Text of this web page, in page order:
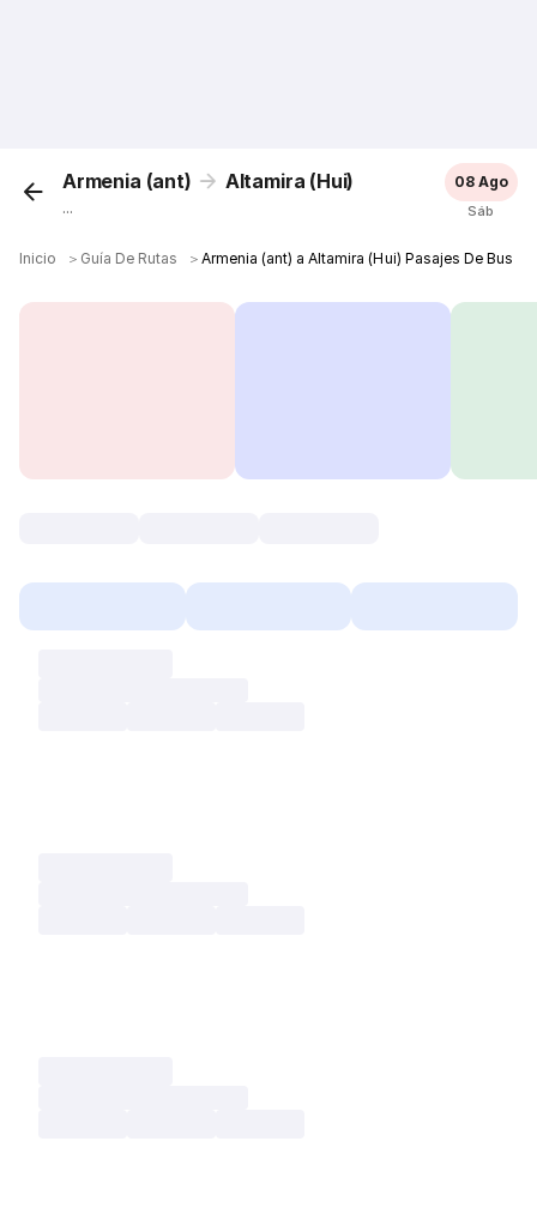
Armenia (ant) Altamira (Hui)
...
08 Ago
Sáb
Inicio ＞ Guía De Rutas ＞Armenia (ant) a Altamira (Hui) Pasajes De Bus